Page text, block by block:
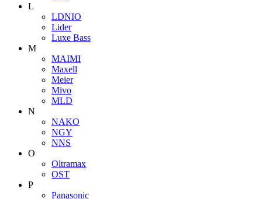
L
LDNIO
Lider
Luxe Bass
M
MAIMI
Maxell
Meier
Mivo
MLD
N
NAKO
NGY
NNS
O
Oltramax
OST
P
Panasonic